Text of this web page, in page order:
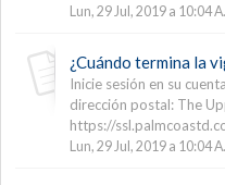
Lun, 29 Jul, 2019 a 10:04
Inicie sesión en su
dirección postal: The
https://
Lun, 29 Jul, 2019 a 10:04